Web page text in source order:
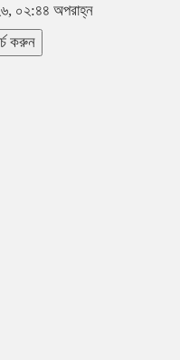
০২:৪৪ অপরাহ্ন
করুন